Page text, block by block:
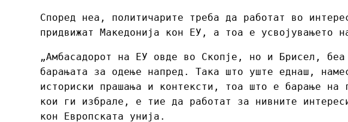
Според неа, политичарите треба да работат во
придвижат Македонија кон ЕУ, а тоа е усвојувањето
„Амбасадорот на ЕУ овде во Скопје, но и Брисел,
барањата за одење напред. Така што уште еднаш,
историски прашања и контексти, тоа што е барање на
кои ги избрале, е тие да работат за нивните
кон Европската унија.